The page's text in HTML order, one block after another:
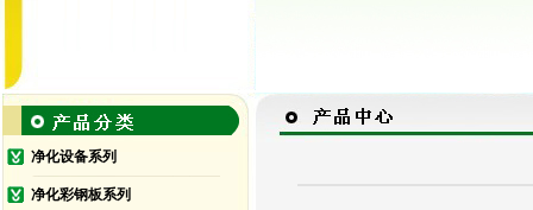
净化设备系列
净化彩钢板系列